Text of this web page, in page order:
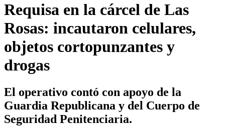
Requisa en la cárcel de Las
Rosas: incautaron celulares,
objetos cortopunzantes y
drogas
El operativo contó con apoyo de la
Guardia Republicana y del Cuerpo de
Seguridad Penitenciaria.